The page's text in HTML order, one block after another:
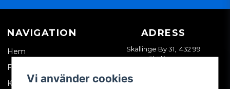
NAVIGATION
Hem
Företagskund
Kontakta oss
ADRESS
Skällinge By 31, 432 99
Skällinge
Vi använder cookies